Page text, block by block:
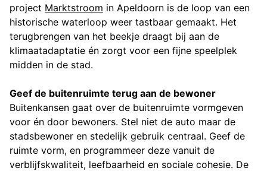
project Marktstroom in Apeldoorn is de loop van een
historische waterloop weer tastbaar gemaakt. Het
terugbrengen van het beekje draagt bij aan de
klimaatadaptatie én zorgt voor een fijne speelplek
midden in de stad.
Geef de buitenruimte terug aan de bewoner
Buitenkansen gaat over de buitenruimte vormgeven
voor én door bewoners. Stel niet de auto maar de
stadsbewoner en stedelijk gebruik centraal. Geef de
ruimte vorm, en programmeer deze vanuit de
verblijfskwaliteit, leefbaarheid en sociale cohesie. De